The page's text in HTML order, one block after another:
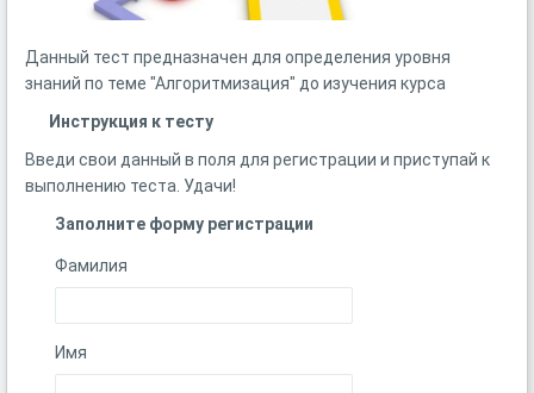
Данный тест предназначен для определения уровня
знаний по теме "Алгоритмизация" до изучения курса
Инструкция к тесту
Введи свои данный в поля для регистрации и приступай к
выполнению теста. Удачи!
Заполните форму регистрации
Фамилия
Имя